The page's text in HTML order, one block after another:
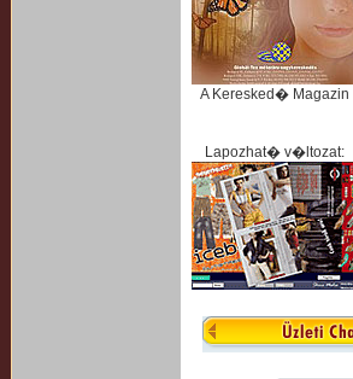
A Keresked� Magazin
Lapozhat� v�ltozat: